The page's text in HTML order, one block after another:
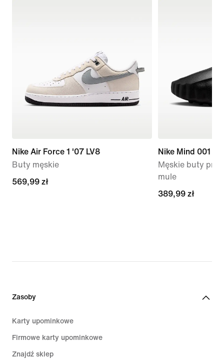
Nike Air Force 1 '07 LV8
Buty męskie
569,99 zł
569,99 zł
Nike Mind 001
Męskie buty
mule
389,99 zł
389,99 zł
Zasoby
Karty upominkowe
Firmowe karty upominkowe
Znajdź sklep